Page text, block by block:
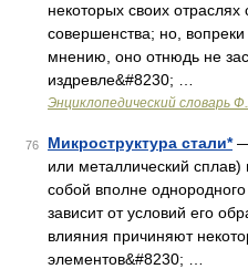
некоторых своих отраслях
совершенства; но,
мнению, оно отнюдь не
издревле&#8230; …
Энциклопедический словарь
76 Микроструктура стали*—
или металлический
собой вполне однородного
зависит от условий его
влияния причиняют
элементов&#8230; …